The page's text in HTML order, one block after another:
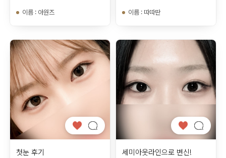
이름 : 아원즈 이름 : 따따딴
첫눈 후기 세미아웃라인으로 변신!